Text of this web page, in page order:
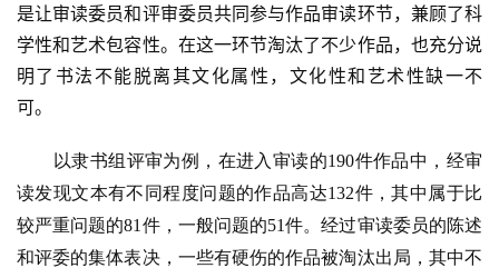
砚
边
夜
话
术
图
库
是让审读委员和评审委员共同参与作品审读环节，兼顾了科
学性和艺术包容性。在这一环节淘汰了不少作品，也充分说
明了书法不能脱离其文化属性，文化性和艺术性缺一不
可。
以隶书组评审为例，在进入审读的190件作品中，经审
读发现文本有不同程度问题的作品高达132件，其中属于比
较严重问题的81件，一般问题的51件。经过审读委员的陈述
和评委的集体表决，一些有硬伤的作品被淘汰出局，其中不